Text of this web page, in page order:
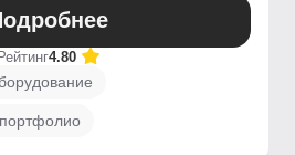
4.80